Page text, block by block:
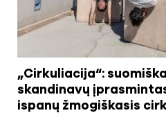
„Cirkuliacija“:
skandinavų
ispanų žmogiškasis